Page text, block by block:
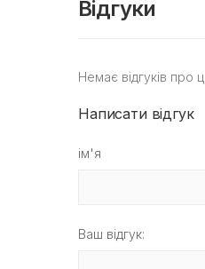
Відгуки
Немає відгуків про
Написати відгук
ім'я
Ваш відгук: